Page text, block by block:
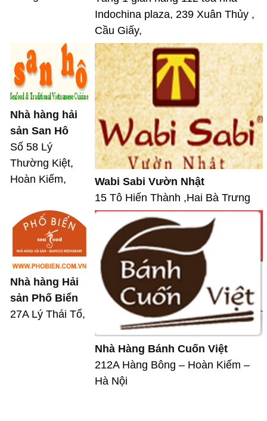
Indochina plaza, 239 Xuân Thủy ,
Cầu Giấy,
Nhà hàng hải
sản San Hô
Số 58 Lý
Thường Kiệt,
Hoàn Kiếm,
Wabi Sabi Vườn Nhật
15 Tô Hiến Thành ,Hai Bà Trưng
Nhà hàng Hải
sản Phố Biển
27A Lý Thái Tổ,
Nhà Hàng Bánh Cuốn Việt
212A Hàng Bông – Hoàn Kiếm –
Hà Nội